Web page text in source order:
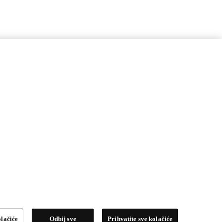
Odbij sve Prihvatite sve kolačiće